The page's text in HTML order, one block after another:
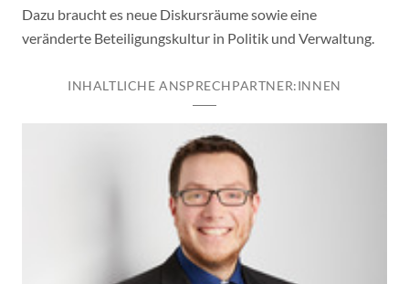
Dazu braucht es neue Diskursräume sowie eine
veränderte Beteiligungskultur in Politik und Verwaltung.
INHALTLICHE ANSPRECHPARTNER:INNEN